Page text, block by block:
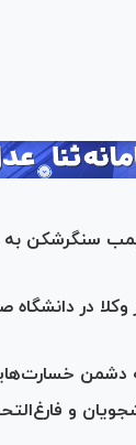
سنگرشکن به
وکلا در
و